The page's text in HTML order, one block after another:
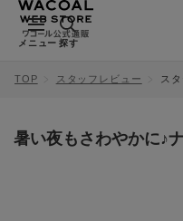
メニュー 探す
TOP スタッフレビュー ス
暑い夜もさわやかに♪